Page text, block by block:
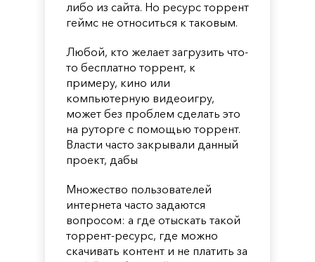
либо из сайта. Но ресурс торрент
геймс не относиться к таковым.
Любой, кто желает загрузить что-
то бесплатно торрент, к
примеру, кино или
компьютерную видеоигру,
может без проблем сделать это
на руторге с помощью торрент.
Власти часто закрывали данный
проект, дабы
Множество пользователей
интернета часто задаются
вопросом: а где отыскать такой
торрент-ресурс, где можно
скачивать контент и не платить за